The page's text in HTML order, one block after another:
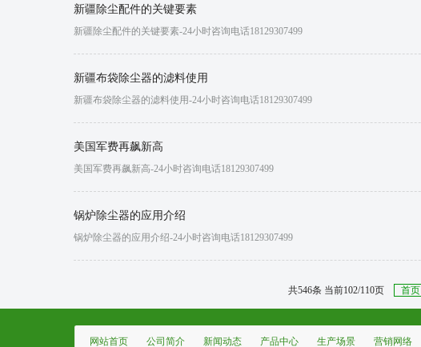
新疆除尘配件的关键要素
新疆除尘配件的关键要素-24小时咨询电话18129307499
新疆布袋除尘器的滤料使用
新疆布袋除尘器的滤料使用-24小时咨询电话18129307499
美国军费再飙新高
美国军费再飙新高-24小时咨询电话18129307499
锅炉除尘器的应用介绍
锅炉除尘器的应用介绍-24小时咨询电话18129307499
共546条 当前102/110页 首页
网站首页 公司简介 新闻动态 产品中心 生产场景 营销网络